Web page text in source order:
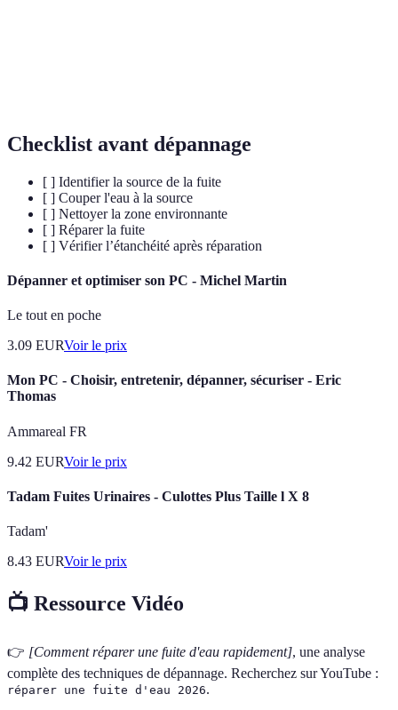
Checklist avant dépannage
[ ] Identifier la source de la fuite
[ ] Couper l'eau à la source
[ ] Nettoyer la zone environnante
[ ] Réparer la fuite
[ ] Vérifier l’étanchéité après réparation
Dépanner et optimiser son PC - Michel Martin
Le tout en poche
3.09 EURVoir le prix
Mon PC - Choisir, entretenir, dépanner, sécuriser - Eric
Thomas
Ammareal FR
9.42 EURVoir le prix
Tadam Fuites Urinaires - Culottes Plus Taille l X 8
Tadam'
8.43 EURVoir le prix
📺 Ressource Vidéo
👉 [Comment réparer une fuite d'eau rapidement], une analyse
complète des techniques de dépannage. Recherchez sur YouTube :
réparer une fuite d'eau 2026.